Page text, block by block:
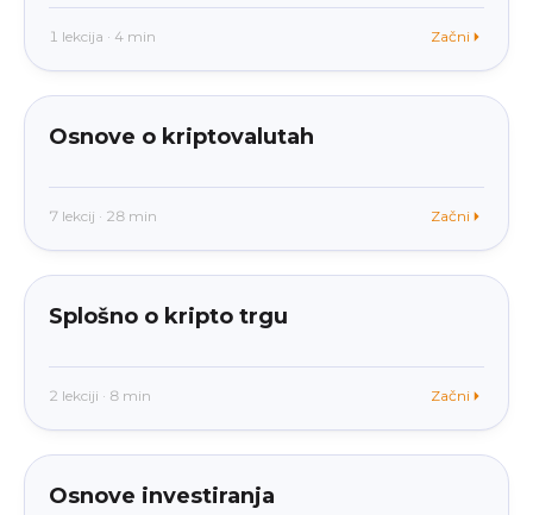
1 lekcija · 4 min Začni
beginner V aplikaciji
Osnove o kriptovalutah
7 lekcij · 28 min Začni
beginner V aplikaciji
Splošno o kripto trgu
2 lekciji · 8 min Začni
beginner V aplikaciji
Osnove investiranja